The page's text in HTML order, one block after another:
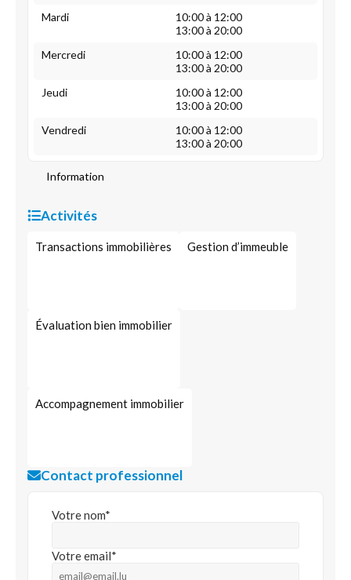
Mardi
10:00 à 12:00
13:00 à 20:00
Mercredi
10:00 à 12:00
13:00 à 20:00
Jeudi
10:00 à 12:00
13:00 à 20:00
Vendredi
10:00 à 12:00
13:00 à 20:00
Information
Activités
Transactions immobilières Gestion d’immeuble
Évaluation bien immobilier
Accompagnement immobilier
Contact professionnel
Votre nom*
Votre email*